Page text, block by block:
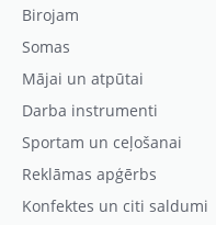
Birojam
Somas
Mājai un atpūtai
Darba instrumenti
Sportam un ceļošanai
Reklāmas apģērbs
Konfektes un citi saldumi